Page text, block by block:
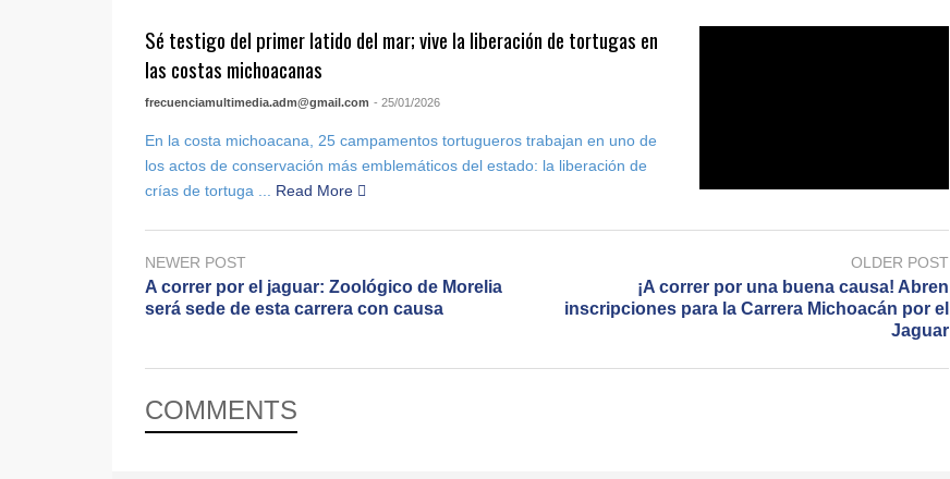
Sé testigo del primer latido del mar; vive la liberación de tortugas en
las costas michoacanas
frecuenciamultimedia.adm@gmail.com - 25/01/2026
En la costa michoacana, 25 campamentos tortugueros trabajan en uno de
los actos de conservación más emblemáticos del estado: la liberación de
crías de tortuga ...
Read More
NEWER POST
A correr por el jaguar: Zoológico de Morelia
será sede de esta carrera con causa
OLDER POST
¡A correr por una buena causa! Abren
inscripciones para la Carrera Michoacán por el
Jaguar
COMMENTS